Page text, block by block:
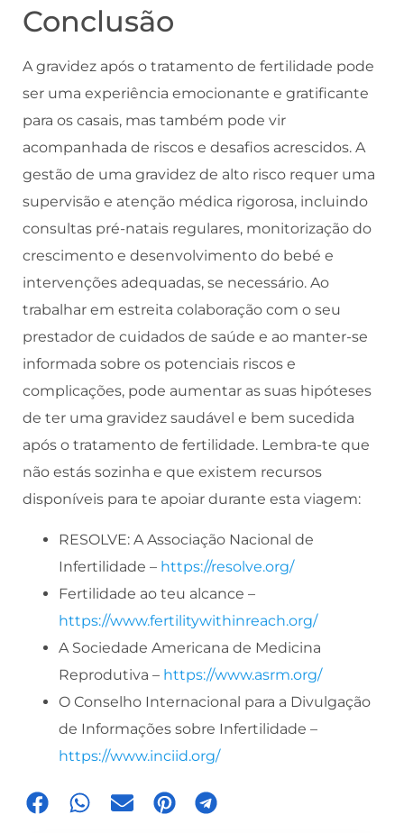
Conclusão
A gravidez após o tratamento de fertilidade pode
ser uma experiência emocionante e gratificante
para os casais, mas também pode vir
acompanhada de riscos e desafios acrescidos. A
gestão de uma gravidez de alto risco requer uma
supervisão e atenção médica rigorosa, incluindo
consultas pré-natais regulares, monitorização do
crescimento e desenvolvimento do bebé e
intervenções adequadas, se necessário. Ao
trabalhar em estreita colaboração com o seu
prestador de cuidados de saúde e ao manter-se
informada sobre os potenciais riscos e
complicações, pode aumentar as suas hipóteses
de ter uma gravidez saudável e bem sucedida
após o tratamento de fertilidade. Lembra-te que
não estás sozinha e que existem recursos
disponíveis para te apoiar durante esta viagem:
RESOLVE: A Associação Nacional de
Infertilidade – https://resolve.org/
Fertilidade ao teu alcance –
https://www.fertilitywithinreach.org/
A Sociedade Americana de Medicina
Reprodutiva – https://www.asrm.org/
O Conselho Internacional para a Divulgação
de Informações sobre Infertilidade –
https://www.inciid.org/